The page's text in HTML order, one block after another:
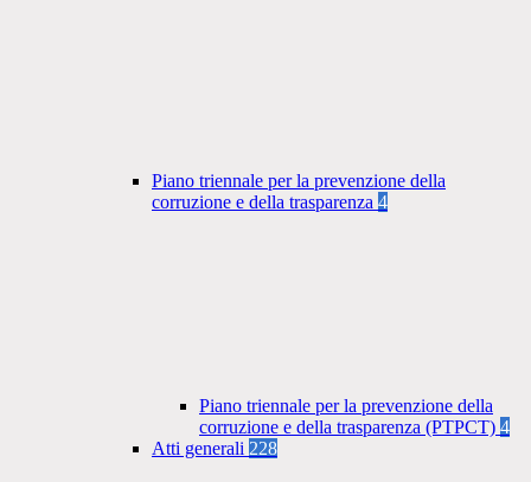
Piano triennale per la prevenzione della
corruzione e della trasparenza 4
Piano triennale per la prevenzione della
corruzione e della trasparenza (PTPCT) 4
Atti generali 228